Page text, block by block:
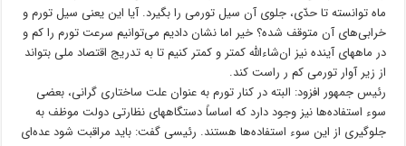
ماه توانسته تا حدّی، جلوی آن سیل تورمی را بگیرد. آیا این یعنی سیل تورم و
خرابی‌های آن متوقف شده؟ خیر اما نشان دادیم می‌توانیم سرعت تورم را کم و
در ماههای آینده نیز ان‌شاءالله کمتر و کمتر کنیم تا به تدریج اقتصاد ملی بتواند
از زیر آوار تورمی کم ر راست کند.
رئیس جمهور افزود: البته در کنار تورم به عنوان علت ساختاری گرانی، بعضی
سوء استفاده‌ها نیز وجود دارد که اساساً دستگاههای نظارتی دولت موظف به
جلوگیری از این سوء استفاده‌ها هستند. رئیسی گفت: باید مراقبت شود عده‌ای